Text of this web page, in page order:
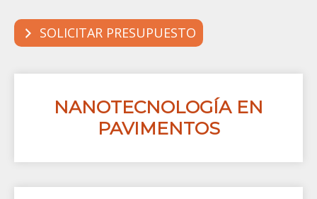
SOLICITAR PRESUPUESTO
NANOTECNOLOGÍA EN
PAVIMENTOS